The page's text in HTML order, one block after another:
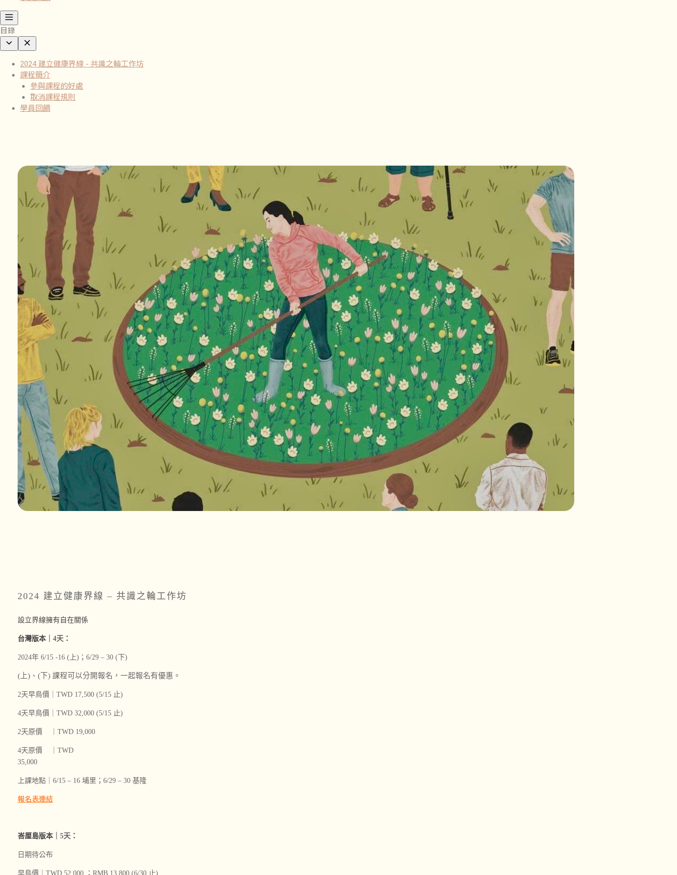
目錄
2024 建立健康界線 - 共識之輪工作坊
課程簡介
參與課程的好處
取消課程規則
學員回饋
2024 建立健康界線 – 共識之輪工作坊
設立界線擁有自在關係
台灣版本 ｜4天 ：
2024年 6/15 -16 (上)；6/29 – 30 (下)
(上)、(下) 課程可以分開報名，一起報名有優惠。
2天早鳥價｜ TWD 17,500 (5/15 止)
4天早鳥價｜ TWD 32,000 (5/15 止)
2天原價 ｜ TWD 19,000
4天原價 ｜ TWD
35,000
上課地點｜6/15 – 16 埔里；6/29 – 30 基隆
報名表連結
峇厘島版本 ｜5天 ：
日期待公布
早鳥價｜ TWD 52,000 ；RMB 13,800 (6/30 止)